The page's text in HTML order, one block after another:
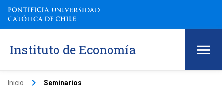
Instituto de Economía
Inicio keyboard_arrow_right Seminarios